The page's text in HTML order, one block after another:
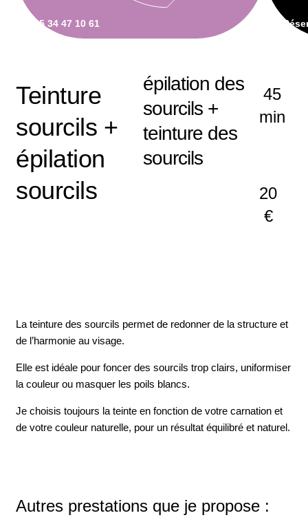
05 34 47 10 61
Teinture
sourcils +
épilation
sourcils
épilation des
sourcils +
teinture des
sourcils
45
min
20
€
La teinture des sourcils permet de redonner de la structure et
de l’harmonie au visage.
Elle est idéale pour foncer des sourcils trop clairs, uniformiser
la couleur ou masquer les poils blancs.
Je choisis toujours la teinte en fonction de votre carnation et
de votre couleur naturelle, pour un résultat équilibré et naturel.
Autres prestations que je propose :